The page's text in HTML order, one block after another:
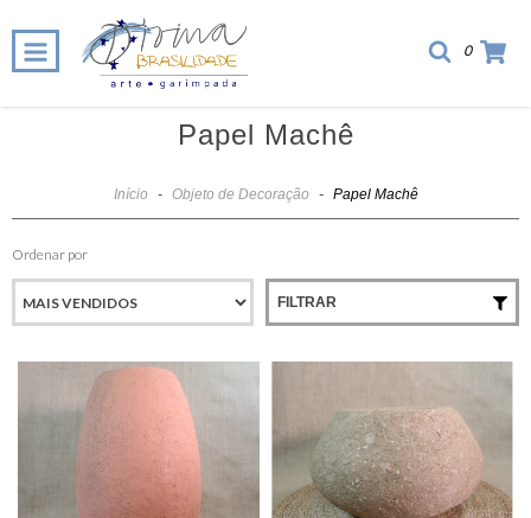
0
Papel Machê
Início - Objeto de Decoração - Papel Machê
Ordenar por
FILTRAR